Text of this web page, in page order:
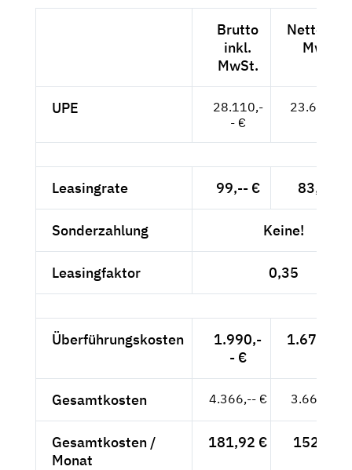
Brutto
inkl.
MwSt.
Netto
MwSt.
UPE
28.110,-
- €
23.622,--
Leasingrate 99,-- € 83,19 €
Sonderzahlung Keine!
Leasingfaktor 0,35
Überführungskosten
1.990,-
- €
1.672,27
Gesamtkosten 4.366,-- € 3.668,91
Gesamtkosten /
Monat
181,92 € 152,87 €